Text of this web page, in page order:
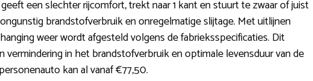
een slechter rijcomfort, trekt naar 1 kant en stuurt te zwaar of juist
brandstofverbruik en onregelmatige slijtage. Met uitlijnen
weer wordt afgesteld volgens de fabrieksspecificaties. Dit
vermindering in het brandstofverbruik en optimale levensduur van de
kan al vanaf €77,50.